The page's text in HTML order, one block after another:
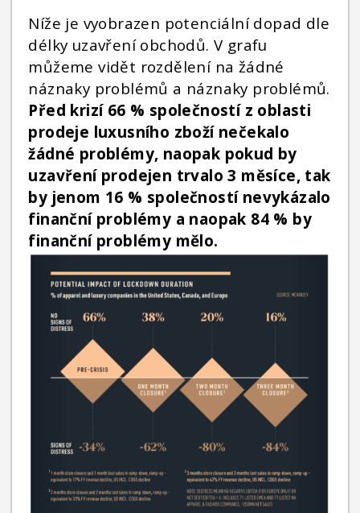
Níže je vyobrazen potenciální dopad dle
délky uzavření obchodů. V grafu
můžeme vidět rozdělení na žádné
náznaky problémů a náznaky problémů.
Před krizí 66 % společností z oblasti
prodeje luxusního zboží nečekalo
žádné problémy, naopak pokud by
uzavření prodejen trvalo 3 měsíce, tak
by jenom 16 % společností nevykázalo
finanční problémy a naopak 84 % by
finanční problémy mělo.